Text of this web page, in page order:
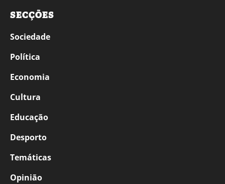
SECÇÕES
Sociedade
Política
Economia
Cultura
Educação
Desporto
Temáticas
Opinião